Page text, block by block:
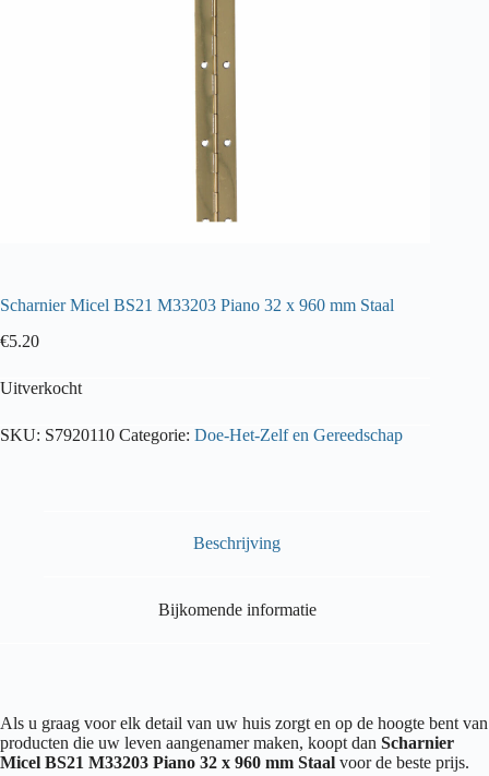
Scharnier Micel BS21 M33203 Piano 32 x 960 mm Staal
€5.20
Uitverkocht
SKU: S7920110 Categorie: Doe-Het-Zelf en Gereedschap
Beschrijving
Bijkomende informatie
Als u graag voor elk detail van uw huis zorgt en op de hoogte bent van
producten die uw leven aangenamer maken, koopt dan Scharnier
Micel BS21 M33203 Piano 32 x 960 mm Staal voor de beste prijs.